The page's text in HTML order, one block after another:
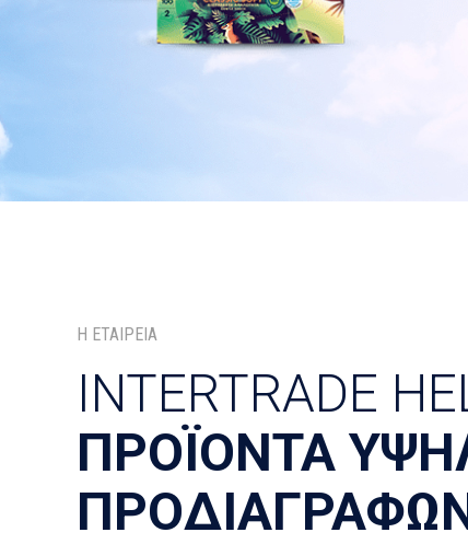
Η ΕΤΑΙΡΕΙΑ
INTERTRADE
ΠΡΟΪΟΝΤΑ